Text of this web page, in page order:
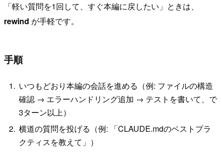
「軽い質問を1回して、すぐ本編に戻したい」ときは、
rewind が手軽です。
手順
いつもどおり本編の会話を進める（例: ファイルの構造
確認 → エラーハンドリング追加 → テストを書いて、で
3ターン以上）
横道の質問を投げる（例: 「CLAUDE.mdのベストプラ
クティスを教えて」）